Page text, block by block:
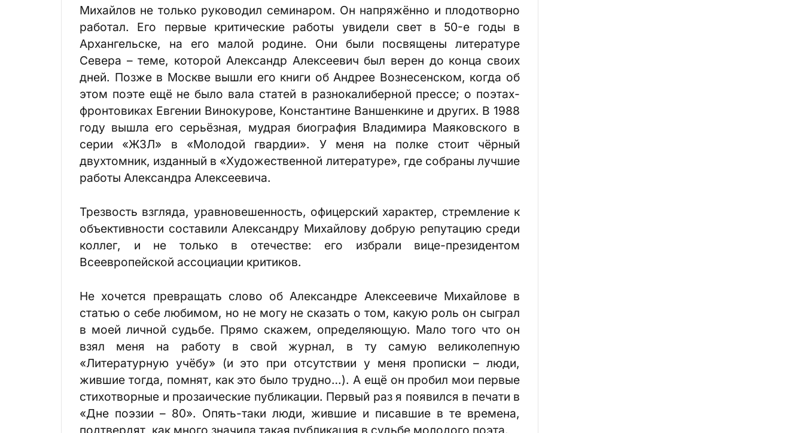
Михайлов не только руководил семинаром. Он напряжённо и плодотворно
работал. Его первые критические работы увидели свет в 50-е годы в
Архангельске, на его малой родине. Они были посвящены литературе
Севера – теме, которой Александр Алексеевич был верен до конца своих
дней. Позже в Москве вышли его книги об Андрее Вознесенском, когда об
этом поэте ещё не было вала статей в разнокалиберной прессе; о поэтах-
фронтовиках Евгении Винокурове, Константине Ваншенкине и других. В 1988
году вышла его серьёзная, мудрая биография Владимира Маяковского в
серии «ЖЗЛ» в «Молодой гвардии». У меня на полке стоит чёрный
двухтомник, изданный в «Художественной литературе», где собраны лучшие
работы Александра Алексеевича.
Трезвость взгляда, уравновешенность, офицерский характер, стремление к
объективности составили Александру Михайлову добрую репутацию среди
коллег, и не только в отечестве: его избрали вице-президентом
Всеевропейской ассоциации критиков.
Не хочется превращать слово об Александре Алексеевиче Михайлове в
статью о себе любимом, но не могу не сказать о том, какую роль он сыграл
в моей личной судьбе. Прямо скажем, определяющую. Мало того что он
взял меня на работу в свой журнал, в ту самую великолепную
«Литературную учёбу» (и это при отсутствии у меня прописки – люди,
жившие тогда, помнят, как это было трудно…). А ещё он пробил мои первые
стихотворные и прозаические публикации. Первый раз я появился в печати в
«Дне поэзии – 80». Опять-таки люди, жившие и писавшие в те времена,
подтвердят, как много значила такая публикация в судьбе молодого поэта.